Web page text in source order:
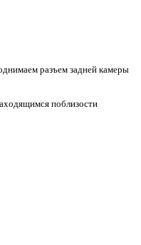
разъем задней камеры
поблизости